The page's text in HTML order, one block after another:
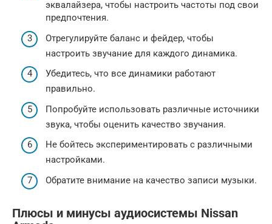
эквалайзера, чтобы настроить частоты под свои
предпочтения.
Отрегулируйте баланс и фейдер, чтобы
настроить звучание для каждого динамика.
Убедитесь, что все динамики работают
правильно.
Попробуйте использовать различные источники
звука, чтобы оценить качество звучания.
Не бойтесь экспериментировать с различными
настройками.
Обратите внимание на качество записи музыки.
Плюсы и минусы аудиосистемы Nissan